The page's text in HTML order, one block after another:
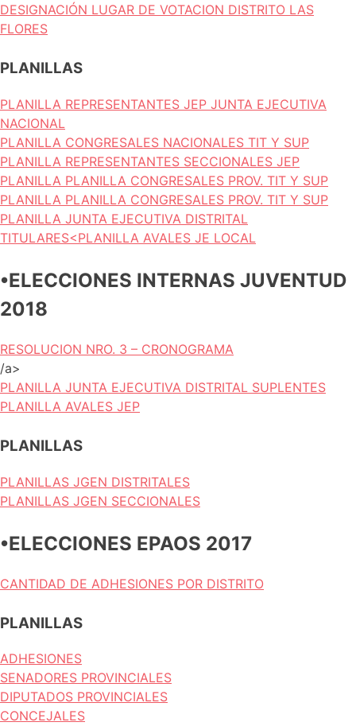
DESIGNACIÓN LUGAR DE VOTACION DISTRITO LAS
FLORES
PLANILLAS
PLANILLA REPRESENTANTES JEP JUNTA EJECUTIVA
NACIONAL
PLANILLA CONGRESALES NACIONALES TIT Y SUP
PLANILLA REPRESENTANTES SECCIONALES JEP
PLANILLA PLANILLA CONGRESALES PROV. TIT Y SUP
PLANILLA PLANILLA CONGRESALES PROV. TIT Y SUP
PLANILLA JUNTA EJECUTIVA DISTRITAL
TITULARES<PLANILLA AVALES JE LOCAL
•ELECCIONES INTERNAS JUVENTUD
2018
RESOLUCION NRO. 3 – CRONOGRAMA
/a>
PLANILLA JUNTA EJECUTIVA DISTRITAL SUPLENTES
PLANILLA AVALES JEP
PLANILLAS
PLANILLAS JGEN DISTRITALES
PLANILLAS JGEN SECCIONALES
•ELECCIONES EPAOS 2017
CANTIDAD DE ADHESIONES POR DISTRITO
PLANILLAS
ADHESIONES
SENADORES PROVINCIALES
DIPUTADOS PROVINCIALES
CONCEJALES